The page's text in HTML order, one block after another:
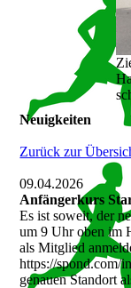
Neuigkeiten
Zurück zur
09.04.2026
Anfängerkurs
Es ist soweit, der
um 9 Uhr oben im
als Mitglied
https://spond.com/
genauen Standort